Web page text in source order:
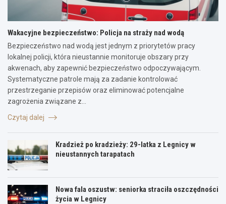
Wakacyjne bezpieczeństwo: Policja na straży nad wodą
Bezpieczeństwo nad wodą jest jednym z priorytetów pracy
lokalnej policji, która nieustannie monitoruje obszary przy
akwenach, aby zapewnić bezpieczeństwo odpoczywającym.
Systematyczne patrole mają za zadanie kontrolować
przestrzeganie przepisów oraz eliminować potencjalne
zagrożenia związane z…
Czytaj dalej
Kradzież po kradzieży: 29-latka z Legnicy w
nieustannych tarapatach
Nowa fala oszustw: seniorka straciła oszczędności
życia w Legnicy